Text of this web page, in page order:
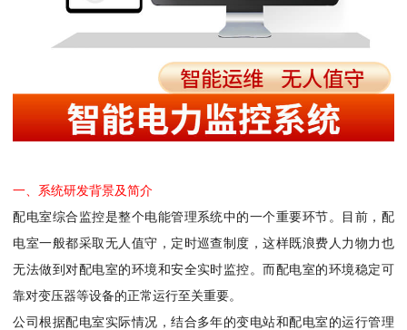
一、系统研发背景及简介
配电室综合监控是整个电能管理系统中的一个重要环节。目前，配
电室一般都采取无人值守，定时巡查制度，这样既浪费人力物力也
无法做到对配电室的环境和安全实时监控。而配电室的环境稳定可
靠对变压器等设备的正常运行至关重要。
公司根据配电室实际情况，结合多年的变电站和配电室的运行管理